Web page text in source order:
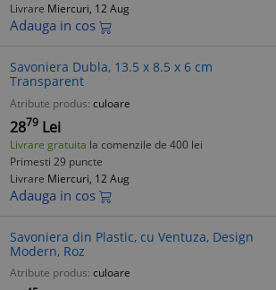
Livrare Miercuri, 12 Aug
Adauga in cos
Savoniera Dubla, 13.5 x 8.5 x 6 cm
Transparent
Atribute produs: culoare
2879 Lei
Livrare gratuita la comenzile de 400 lei
Primesti 29 puncte
Livrare Miercuri, 12 Aug
Adauga in cos
Savoniera din Plastic, cu Ventuza, Design
Modern, Roz
Atribute produs: culoare